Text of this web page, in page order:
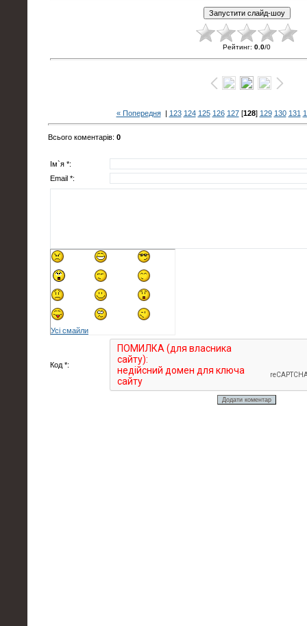
Рейтинг: 0.0/0
« Попередня| 123 124 125 126 127[128] 129 130 131
Всього коментарів: 0
Ім`я *:
Email *:
Усі смайли
Код *: